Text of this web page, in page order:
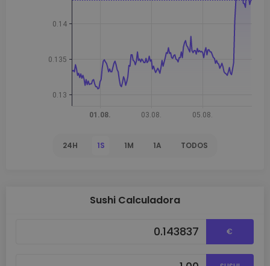
24H 1S 1M 1A TODOS
Sushi Calculadora
€